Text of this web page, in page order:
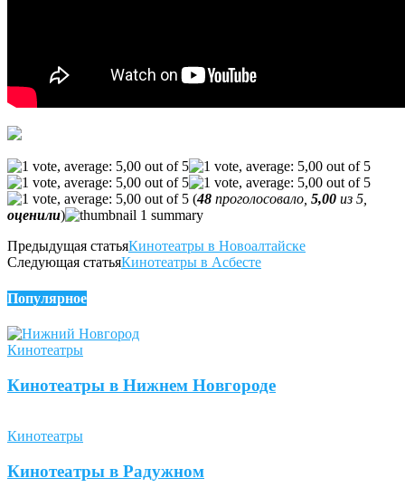
(48 проголосовало, 5,00 из 5,
оценили)
Предыдущая статьяКинотеатры в Новоалтайске
Следующая статьяКинотеатры в Асбесте
Популярное
Кинотеатры
Кинотеатры в Нижнем Новгороде
Кинотеатры
Кинотеатры в Радужном